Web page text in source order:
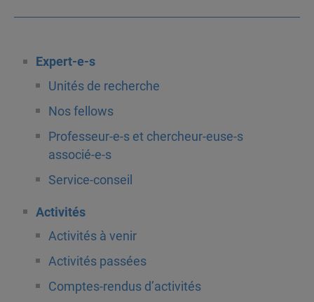
Expert-e-s
Unités de recherche
Nos fellows
Professeur-e-s et chercheur-euse-s
associé-e-s
Service-conseil
Activités
Activités à venir
Activités passées
Comptes-rendus d’activités